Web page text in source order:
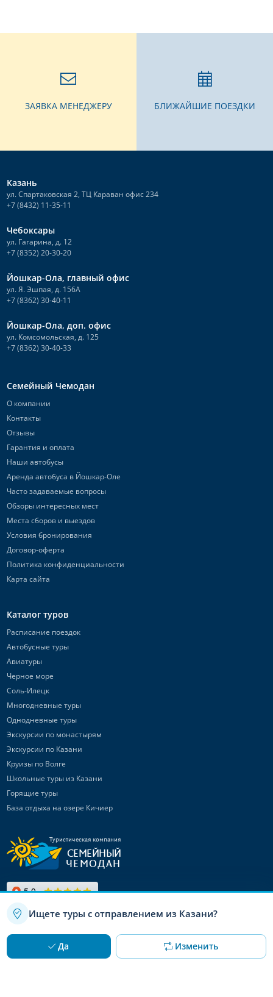
Ищете туры с отправлением из Казани?
Да Изменить
ЗАЯВКА МЕНЕДЖЕРУ БЛИЖАЙШИЕ ПОЕЗДКИ
Казань
ул. Спартаковская 2, ТЦ Караван офис 234
+7 (8432) 11-35-11
Чебоксары
ул. Гагарина, д. 12
+7 (8352) 20-30-20
Йошкар-Ола, главный офис
ул. Я. Эшпая, д. 156А
+7 (8362) 30-40-11
Йошкар-Ола, доп. офис
ул. Комсомольская, д. 125
+7 (8362) 30-40-33
Семейный Чемодан
О компании
Контакты
Отзывы
Гарантия и оплата
Наши автобусы
Аренда автобуса в Йошкар-Оле
Часто задаваемые вопросы
Обзоры интересных мест
Места сборов и выездов
Условия бронирования
Договор-оферта
Политика конфиденциальности
Карта сайта
Каталог туров
Расписание поездок
Автобусные туры
Авиатуры
Черное море
Соль-Илецк
Многодневные туры
Однодневные туры
Экскурсии по монастырям
Экскурсии по Казани
Круизы по Волге
Школьные туры из Казани
Горящие туры
База отдыха на озере Кичиер
Туристическая компания
СЕМЕЙНЫЙ
ЧЕМОДАН
Канал в Max
Используя данный сайт, вы даете согласие на использование
файлов cookie